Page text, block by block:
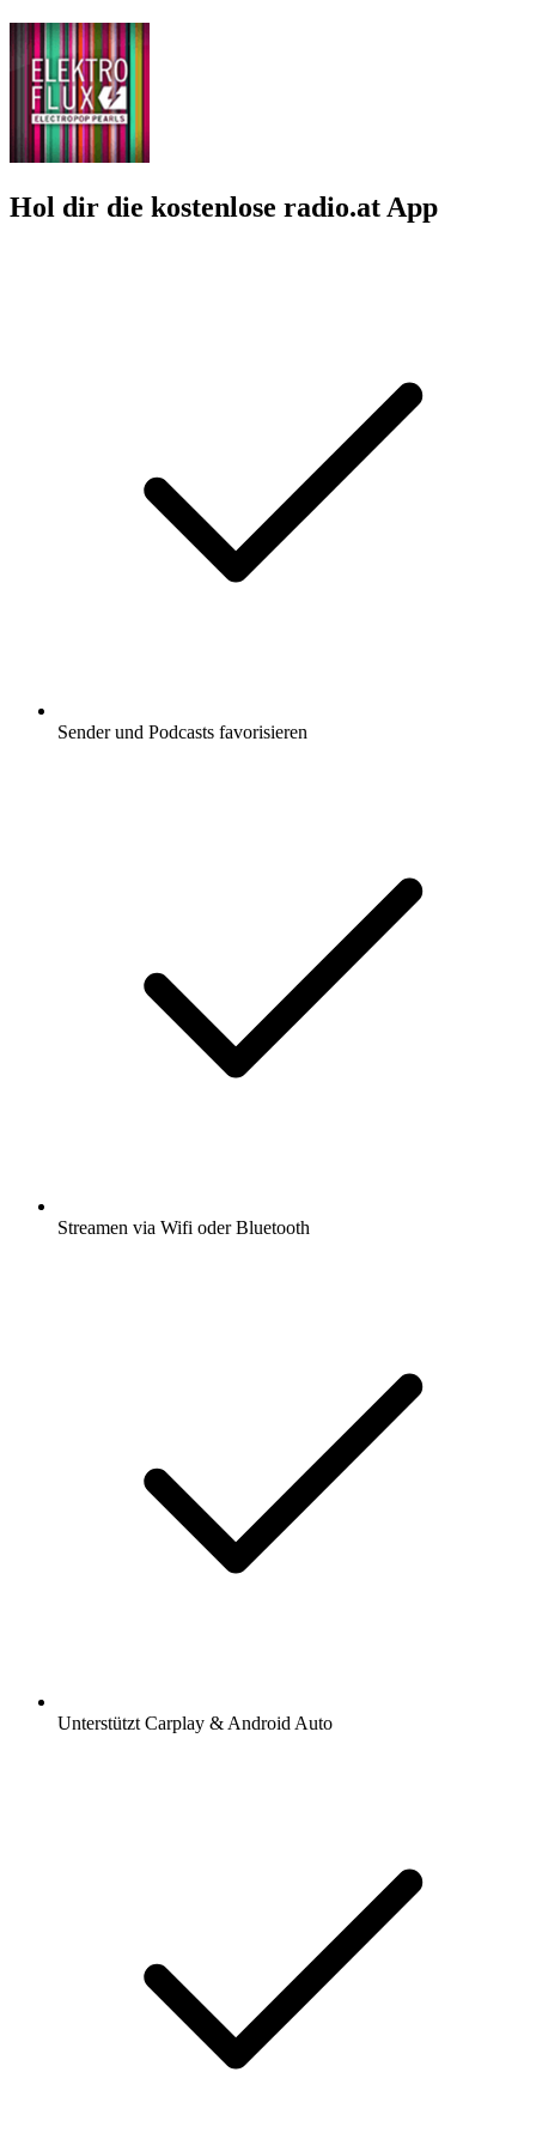
Hol dir die kostenlose radio.at App
Sender und Podcasts favorisieren
Streamen via Wifi oder Bluetooth
Unterstützt Carplay & Android Auto